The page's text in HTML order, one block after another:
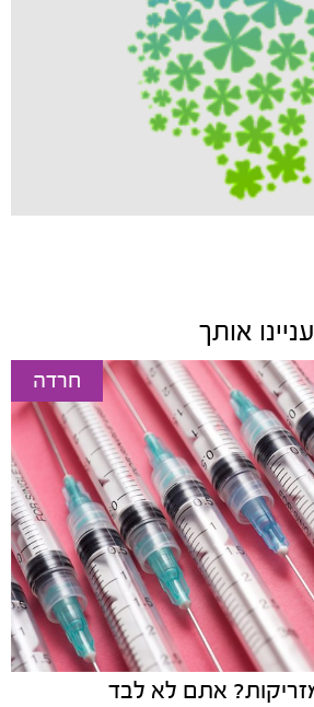
אותך
חרדה
אתם לא לבד